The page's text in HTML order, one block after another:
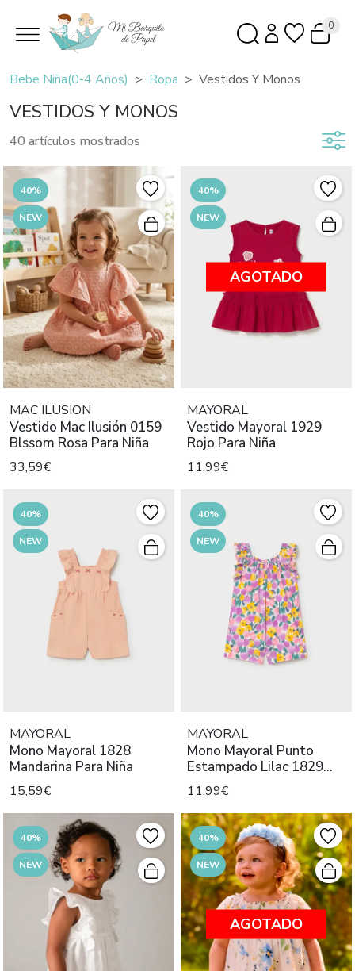
0
Bebe Niña(0-4 Años) Ropa Vestidos Y Monos
VESTIDOS Y MONOS
40 artículos mostrados
40%
NEW
MAC ILUSION
Vestido Mac Ilusión 0159
Blssom Rosa Para Niña
33,59€
40%
NEW
AGOTADO
MAYORAL
Vestido Mayoral 1929
Rojo Para Niña
11,99€
40%
NEW
MAYORAL
Mono Mayoral 1828
Mandarina Para Niña
15,59€
40%
NEW
MAYORAL
Mono Mayoral Punto
Estampado Lilac 1829
Niña
11,99€
40%
NEW
40%
NEW
AGOTADO